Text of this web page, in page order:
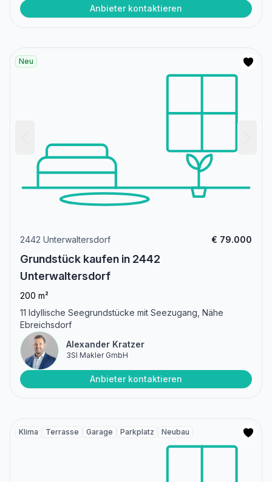
Anbieter kontaktieren
Neu
2442 Unterwaltersdorf € 79.000
Grundstück kaufen in 2442
Unterwaltersdorf
200 m²
11 Idyllische Seegrundstücke mit Seezugang, Nähe
Ebreichsdorf
Alexander Kratzer
3SI Makler GmbH
Anbieter kontaktieren
Klima Terrasse Garage Parkplatz Neubau